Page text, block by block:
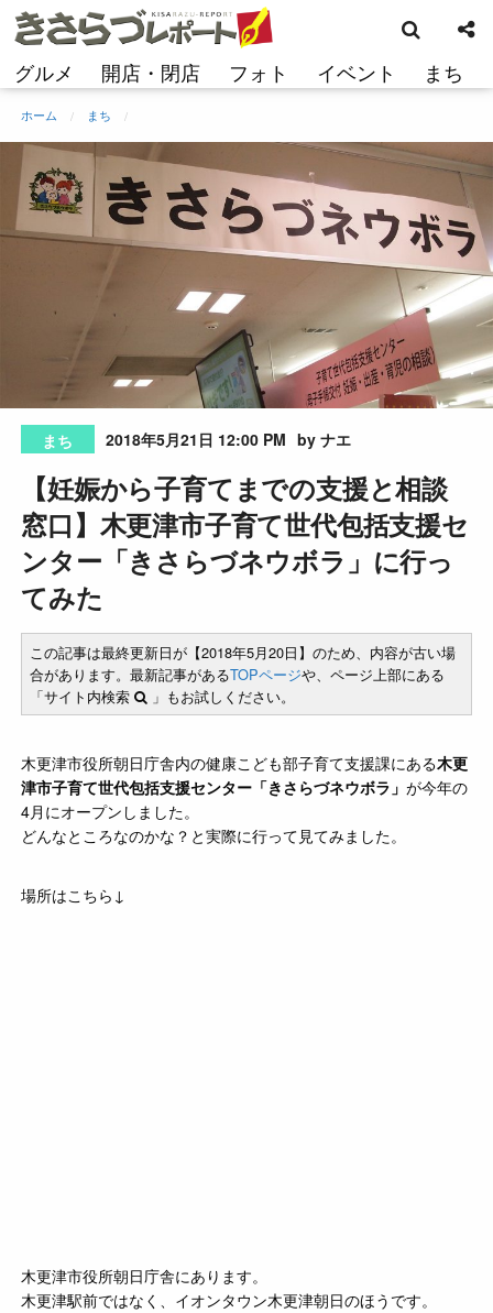
コ
ン
ン
へ
ッ
グルメ 開店・閉店 フォト イベント まち
索
ホーム まち
まち 2018年5月21日 12:00 PM by ナエ
【妊娠から子育てまでの支援と相談
窓口】木更津市子育て世代包括支援セ
ンター「きさらづネウボラ」に行っ
てみた
この記事は最終更新日が【2018年5月20日】のため、内容が古い場
合があります。最新記事があるTOPページや、ページ上部にある
「サイト内検索
」もお試しください。
木更津市役所朝日庁舎内の健康こども部子育て支援課にある木更
津市子育て世代包括支援センター「きさらづネウボラ」が今年の
4月にオープンしました。
どんなところなのかな？と実際に行って見てみました。
場所はこちら↓
木更津市役所朝日庁舎にあります。
木更津駅前ではなく、イオンタウン木更津朝日のほうです。